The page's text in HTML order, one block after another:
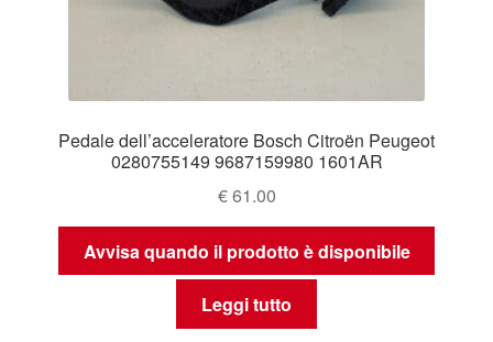
Pedale dell’acceleratore Bosch Citroën Peugeot
0280755149 9687159980 1601AR
€61.00
Avvisa quando il prodotto è disponibile
Leggi tutto